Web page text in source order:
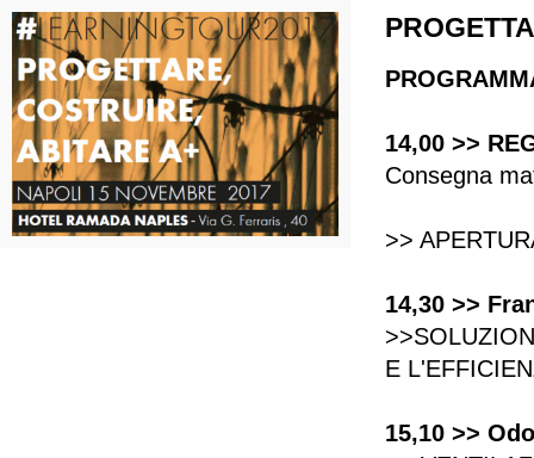
14,00 >>
Consegna
>>
14,30 >>
E
15,10 >>